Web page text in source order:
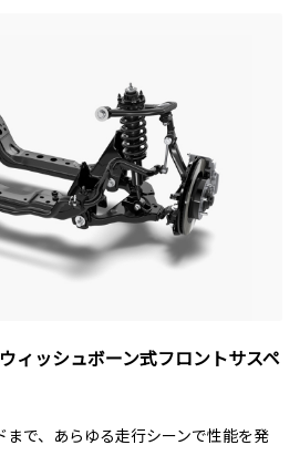
ィッシュボーン式フロントサスペ
で、あらゆる走行シーンで性能を発